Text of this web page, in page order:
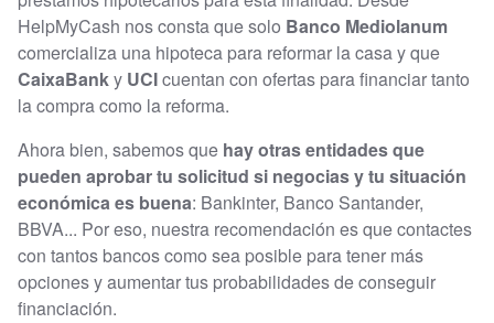
HelpMyCash nos consta que solo Banco Mediolanum
comercializa una hipoteca para reformar la casa y que
CaixaBanky UCIcuentan con ofertas para financiar tanto
la compra como la reforma.
Ahora bien, sabemos que hay otras entidades que
pueden aprobar tu solicitud si negocias y tu situación
económica es buena: Bankinter, Banco Santander,
BBVA... Por eso, nuestra recomendación es que contactes
con tantos bancos como sea posible para tener más
opciones y aumentar tus probabilidades de conseguir
financiación.